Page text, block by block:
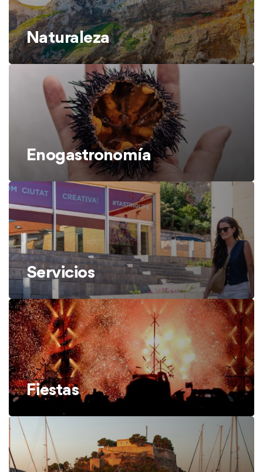
Naturaleza
Enogastronomía
Servicios
Fiestas